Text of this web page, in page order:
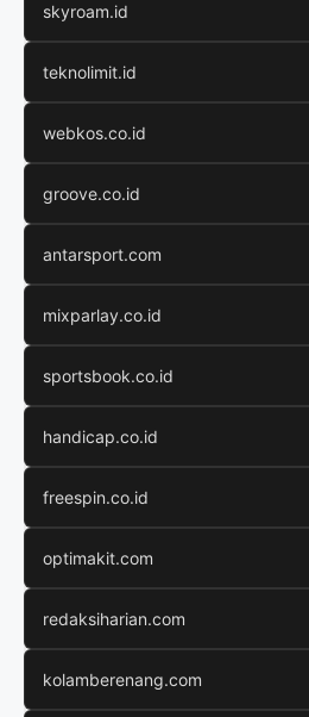
skyroam.id
teknolimit.id
webkos.co.id
groove.co.id
antarsport.com
mixparlay.co.id
sportsbook.co.id
handicap.co.id
freespin.co.id
optimakit.com
redaksiharian.com
kolamberenang.com